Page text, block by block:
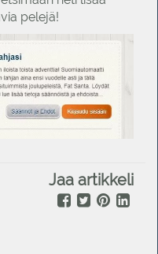
pelejä!
Jaa artikkeli